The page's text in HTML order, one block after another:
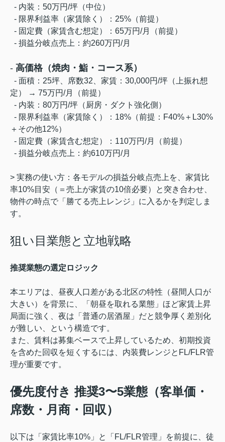
- 内装：50万円/坪（中位）
- 限界利益率（家賃除く）：25%（前提）
- 固定費（家賃含む想定）：65万円/月（前提）
- 損益分岐点売上：約260万円/月
- 高価格（焼肉・鮨・コース系）
- 面積：25坪、席数32、家賃：30,000円/坪（上振れ想
定） → 75万円/月（前提）
- 内装：80万円/坪（厨房・ダクト強化側）
- 限界利益率（家賃除く）：18%（前提：F40%＋L30%
＋その他12%）
- 固定費（家賃含む想定）：110万円/月（前提）
- 損益分岐点売上：約610万円/月
> 実務の使い方：各モデルの損益分岐点売上を、家賃比
率10%目安（＝売上が家賃の10倍必要）と突き合わせ、
物件の時点で「勝てる売上レンジ」に入るかを判定しま
す。
狙い目業態と立地戦略
推奨業態の選定ロジック
本エリアは、昼夜人口差がある北区の特性（昼間人口が
大きい）を背景に、「朝昼を取れる業態」ほど家賃上昇
局面に強く、夜は「普通の居酒屋」だと競争厚く差別化
が難しい、という構造です。
また、賃料は募集ベースで上昇しているため、初期投資
を含めた回収を短くするには、内装費レンジとFL/FLR管
理が重要です。
優先度付き 推奨3〜5業態（客単価・
席数・月商・回収）
以下は「家賃比率10%」と「FL/FLR管理」を前提に、徒